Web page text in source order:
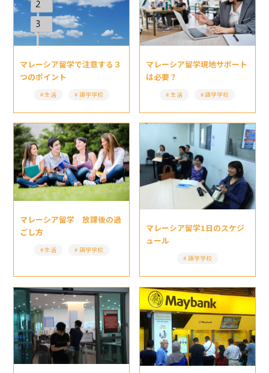
マレーシア留学で注意する３
つのポイント
生活 語学学校
マレーシア留学現地サポート
は必要？
生活 語学学校
マレーシア留学 放課後の過
ごし方
生活 語学学校
マレーシア留学1日のスケジ
ュール
語学学校